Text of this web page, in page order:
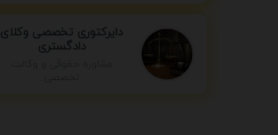
دایرکتوری تخصصی وکلای
دادگستری